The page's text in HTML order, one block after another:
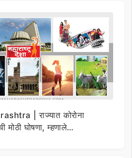
| राज्यात कोरोना
मोठी घोषणा, म्हणाले…